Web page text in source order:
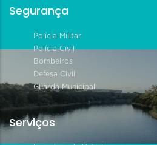
Segurança
Polícia Militar
Polícia Civil
Bombeiros
Defesa Civil
Guarda Municipal
Serviços